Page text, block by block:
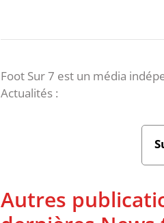
Foot Sur 7 est un média
Actualités :
Autres